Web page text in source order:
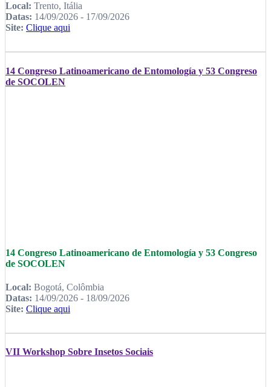
Local: Trento, Itália
Datas: 14/09/2026 - 17/09/2026
Site: Clique aqui
14 Congreso Latinoamericano de Entomología y 53 Congreso
de SOCOLEN
14 Congreso Latinoamericano de Entomología y 53 Congreso
de SOCOLEN
Local: Bogotá, Colômbia
Datas: 14/09/2026 - 18/09/2026
Site: Clique aqui
VII Workshop Sobre Insetos Sociais